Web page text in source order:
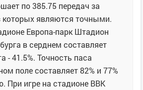
по 385.75 передач за
которых являются точными.
Европа-парк Штадион
в серднем составляет
- 41.5%. Точность паса
поле составляет 82% и 77%
При игре на стадионе ВВК